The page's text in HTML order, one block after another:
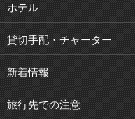
ホテル
貸切手配・チャーター
新着情報
旅行先での注意